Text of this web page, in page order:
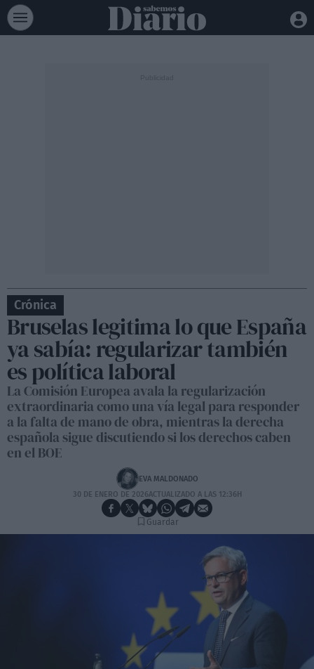
Crónica
Bruselas legitima lo que España
ya sabía: regularizar también
es política laboral
La Comisión Europea avala la regularización
extraordinaria como una vía legal para responder
a la falta de mano de obra, mientras la derecha
española sigue discutiendo si los derechos caben
en el BOE
EVA MALDONADO
30 DE ENERO DE 2026ACTUALIZADO A LAS 12:36H
Guardar